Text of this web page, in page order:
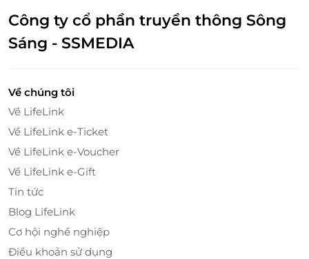
Bãi Biển Đồi Rồng - Thiên đường biển nhân
tạo lớn nhất Đông Nam Á
Công ty cổ phần truyền thông Sông
Sáng - SSMEDIA
Về chúng tôi
Về LifeLink
Về LifeLink e-Ticket
Về LifeLink e-Voucher
Về LifeLink e-Gift
Tin tức
Blog LifeLink
Cơ hội nghề nghiệp
Điều khoản sử dụng